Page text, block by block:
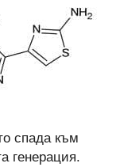
спада към
генерация.